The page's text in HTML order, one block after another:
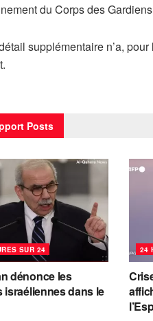
du Corps des
supplémentaire n’a,
Posts
SUR 24
dénonce les
israéliennes dans le
24